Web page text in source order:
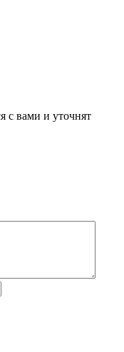
с вами и уточнят